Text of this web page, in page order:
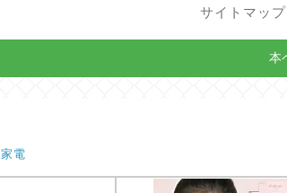
サイトマップ
本
家電